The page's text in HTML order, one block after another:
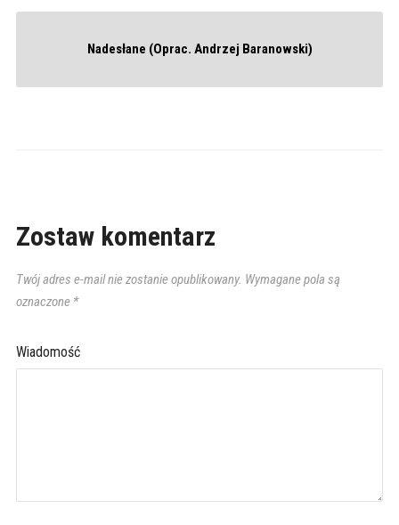
Nadesłane (Oprac. Andrzej Baranowski)
Zostaw komentarz
Twój adres e-mail nie zostanie opublikowany. Wymagane pola są
oznaczone *
Wiadomość